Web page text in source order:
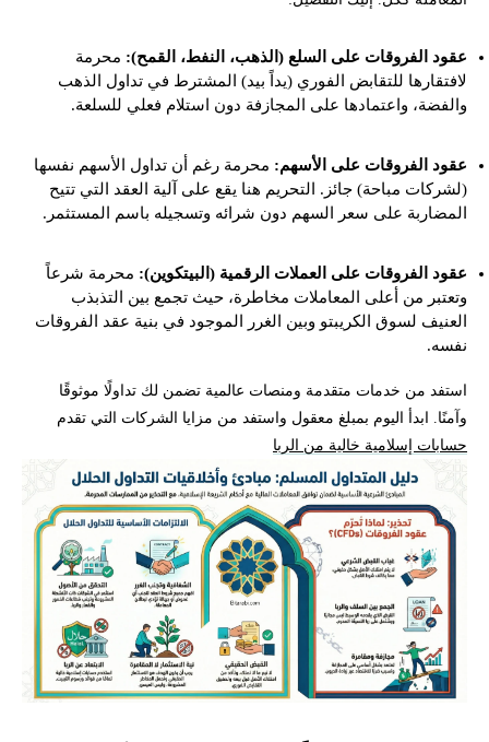
عقود الفروقات على السلع (الذهب، النفط، القمح): محرمة
لافتقارها للتقابض الفوري (يداً بيد) المشترط في تداول الذهب
والفضة، واعتمادها على المجازفة دون استلام فعلي للسلعة.
عقود الفروقات على الأسهم: محرمة رغم أن تداول الأسهم نفسها
(لشركات مباحة) جائز. التحريم هنا يقع على آلية العقد التي تتيح
المضاربة على سعر السهم دون شرائه وتسجيله باسم المستثمر.
عقود الفروقات على العملات الرقمية (البيتكوين): محرمة شرعاً
وتعتبر من أعلى المعاملات مخاطرة، حيث تجمع بين التذبذب
العنيف لسوق الكريبتو وبين الغرر الموجود في بنية عقد الفروقات
نفسه.
استفد من خدمات متقدمة ومنصات عالمية تضمن لك تداولًا موثوقًا
وآمنًا. ابدأ اليوم بمبلغ معقول واستفد من مزايا الشركات التي تقدم
حسابات إسلامية خالية من الربا